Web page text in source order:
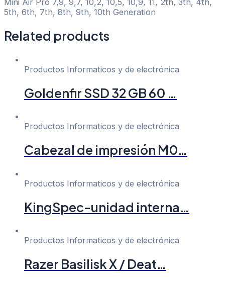
Mini Air Pro 7,9, 9,7, 10,2, 10,5, 10,9, 11, 2th, 3th, 4th,
5th, 6th, 7th, 8th, 9th, 10th Generation
Related products
Productos Informaticos y de electrónica
Goldenfir SSD 32 GB 60 …
Productos Informaticos y de electrónica
Cabezal de impresión M0…
Productos Informaticos y de electrónica
KingSpec-unidad interna…
Productos Informaticos y de electrónica
Razer Basilisk X / Deat…